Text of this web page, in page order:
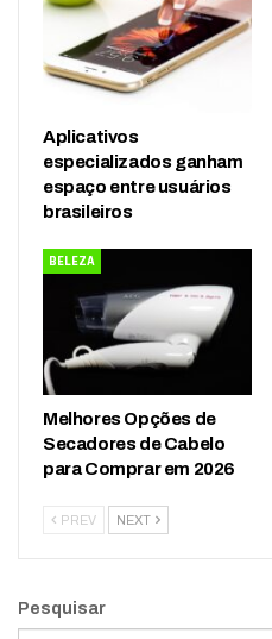
Aplicativos
especializados ganham
espaço entre usuários
brasileiros
BELEZA
Melhores Opções de
Secadores de Cabelo
para Comprar em 2026
PREV NEXT
Pesquisar